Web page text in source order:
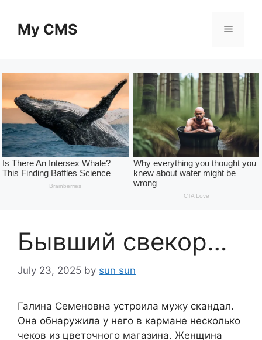
contentMy CMS Menu
Бывший свекор…
July 23, 2025 by sun sun
Галина Семеновна устроила мужу скандал.
Она обнаружила у него в кармане несколько
чеков из цветочного магазина. Женщина